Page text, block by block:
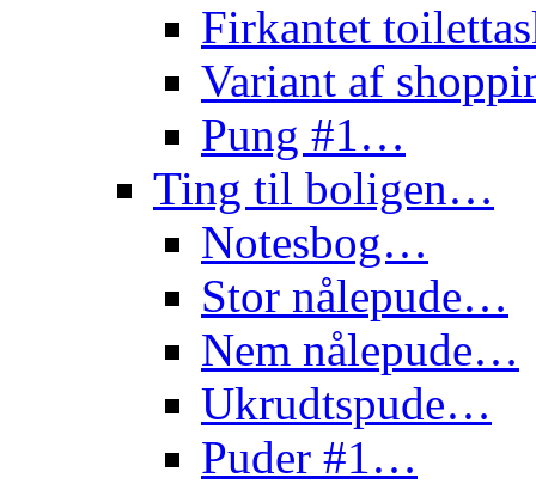
Firkantet
Variant af
Pung #1…
Ting til boligen…
Notesbog…
Stor nålepude…
Nem nålepude…
Ukrudtspude…
Puder #1…